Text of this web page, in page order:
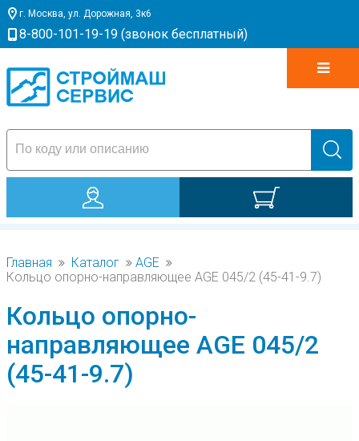
г. Москва, ул. Дорожная, 3к6
8-800-101-19-19 (звонок бесплатный)
Главная Каталог
AGE
Кольцо опорно-направляющее AGE 045/2 (45-41-9.7)
Кольцо опорно-
направляющее AGE 045/2
(45-41-9.7)